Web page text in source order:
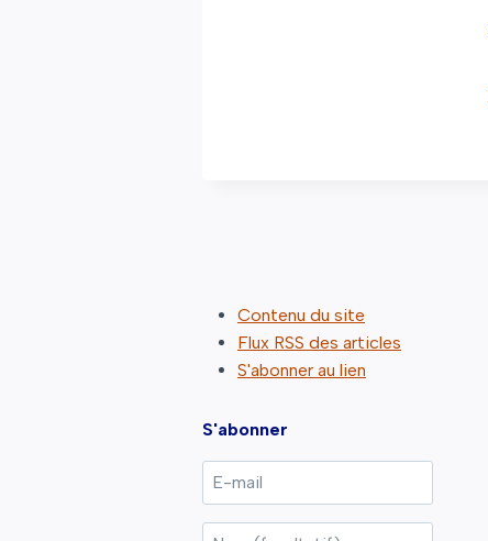
Contenu du site
Flux RSS des articles
S'abonner au lien
S'abonner